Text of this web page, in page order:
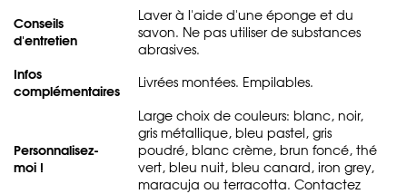
Conseils
d'entretien
Laver à l'aide d'une éponge et du
savon. Ne pas utiliser de substances
abrasives.
Infos
complémentaires
Livrées montées. Empilables.
Personnalisez-
moi !
Large choix de couleurs: blanc, noir,
gris métallique, bleu pastel, gris
poudré, blanc crème, brun foncé, thé
vert, bleu nuit, bleu canard, iron grey,
maracuja ou terracotta. Contactez